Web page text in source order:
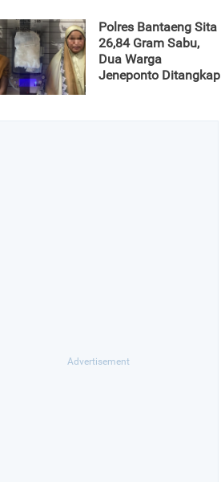
Polres Bantaeng Sita
26,84 Gram Sabu,
Dua Warga
Jeneponto Ditangkap